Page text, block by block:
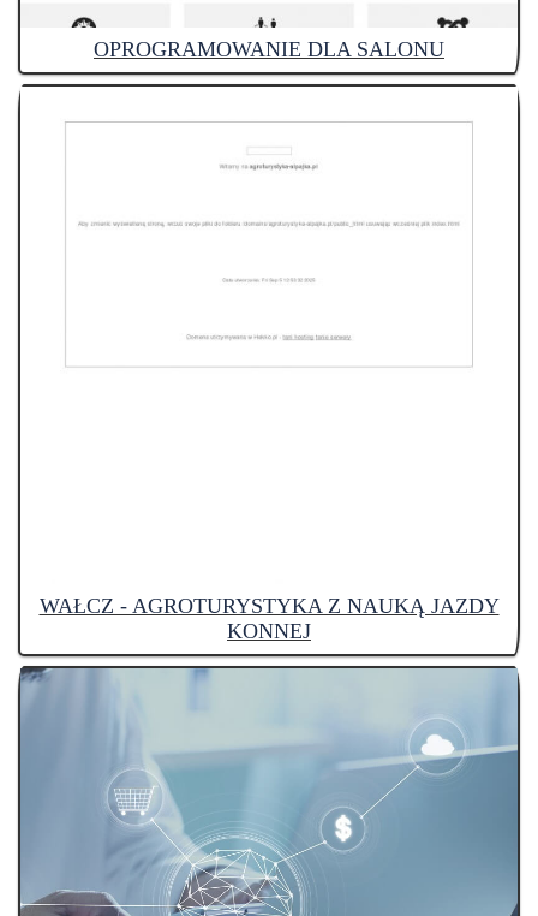
OPROGRAMOWANIE DLA SALONU
WAŁCZ - AGROTURYSTYKA Z NAUKĄ JAZDY
KONNEJ